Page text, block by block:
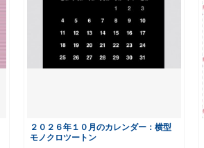
２０２６年１０月のカレンダー：横型
モノクロツートン